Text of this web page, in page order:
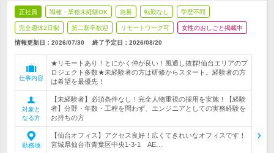
正社員 職種・業種未経験OK 急募 転勤なし 学歴不問
完全週休2日制 第二新卒歓迎 リモートワーク可 女性のおしごと掲載中
情報更新日：2026/07/30 終了予定日： 2026/08/20
仕事内容
★リモートあり！とにかく仲が良い！風通し抜群!仙台エリアのプ
ロジェクト多数★未経験者の方は研修からスタート。経験者の方
は希望を最優先！
対象と
なる方
【未経験者】必須条件なし！完全人物重視の採用を実施！【経験
者】分野・年数・工程を問わず、エンジニアとしての実務経験を
お持ちの方
勤務地
【仙台オフィス】アクセス良好！広くてきれいなオフィスです！
宮城県仙台市青葉区中央1-3-1 AE…